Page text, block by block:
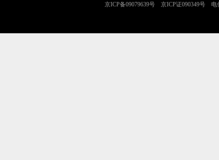
京ICP备09079639号 京ICP证090349号 电